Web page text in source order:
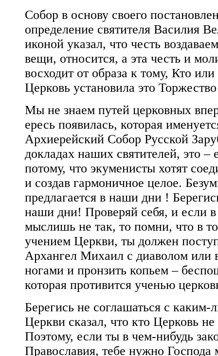
Собор в основу своего
определение святителя Василия
иконой указал, что честь
вещи, относится, а эта честь и
восходит от образа к тому, Кто
Церковь установила это
Мы не знаем путей церковных
ересь появилась, которая
Архиерейский Собор Русской
докладах наших святителей, это –
потому, что экуменисты хотят
и создав гармоничное целое.
предлагается в наши дни !
наши дни! Проверяй себя, и если
мыслишь не так, то помни, что в
учением Церкви, ты должен
Архангел Михаил с диаволом или
ногами и пронзить копьем –
которая противится ученью
Берегись не соглашаться с
Церкви сказал, что кто Церковь
Поэтому, если ты в чем-нибудь
Православия, тебе нужно Господа